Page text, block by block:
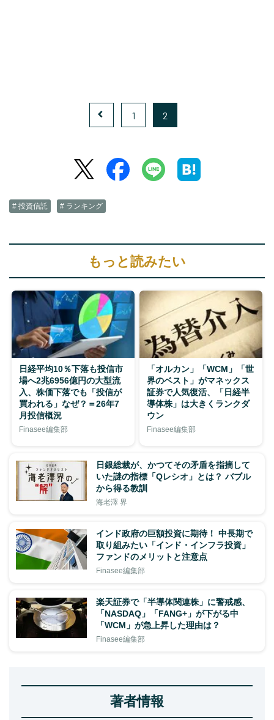
1 2
# 投資信託 # ランキング
もっと読みたい
日経平均10％下落も投信市
場へ2兆6956億円の大型流
入、株価下落でも「投信が
買われる」なぜ？＝26年7
月投信概況
Finasee編集部
「オルカン」「WCM」「世
界のベスト」がマネックス
証券で人気復活、「日経半
導体株」は大きくランクダ
ウン
Finasee編集部
日銀総裁が、かつてその矛盾を指摘して
いた謎の指標「Qレシオ」とは？ バブル
から得る教訓
海老澤 界
インド政府の巨額投資に期待！ 中長期で
取り組みたい「インド・インフラ投資」
ファンドのメリットと注意点
Finasee編集部
楽天証券で「半導体関連株」に警戒感、
「NASDAQ」「FANG+」が下がる中
「WCM」が急上昇した理由は？
Finasee編集部
著者情報